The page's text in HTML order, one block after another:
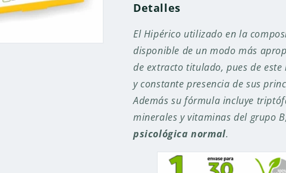
CAPS.
Detalles
El Hipérico utilizado en la
disponible de un modo más
de extracto titulado, pues de
y constante presencia de sus
Además su fórmula incluye
minerales y vitaminas del grupo
psicológica normal.